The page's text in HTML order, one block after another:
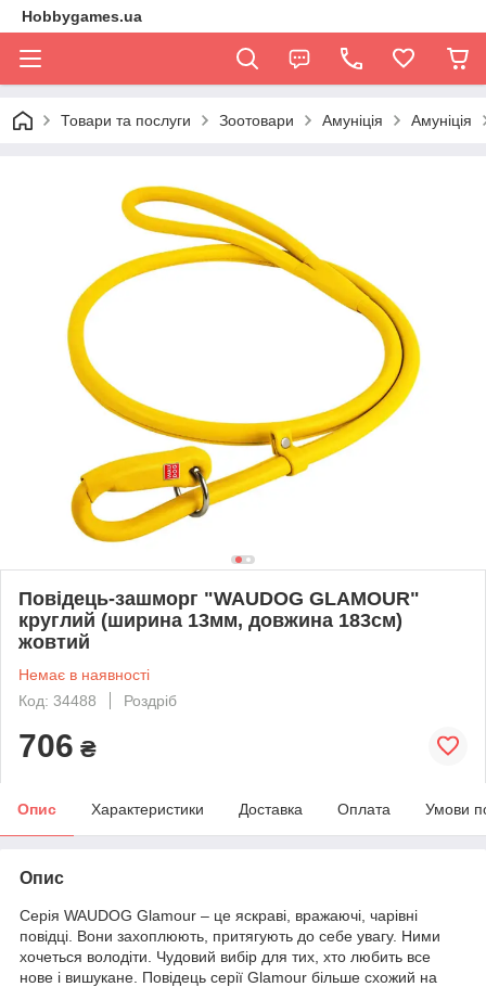
Hobbygames.ua
Товари та послуги Зоотовари Амуніція Амуніція
Повідець-зашморг "WAUDOG GLAMOUR"
круглий (ширина 13мм, довжина 183см)
жовтий
Немає в наявності
Код: 34488
Роздріб
706 ₴
Опис Характеристики Доставка Оплата Умови
Опис
Серія WAUDOG Glamour – це яскраві, вражаючі, чарівні
повідці. Вони захоплюють, притягують до себе увагу. Ними
хочеться володіти. Чудовий вибір для тих, хто любить все
нове і вишукане. Повідець серії Glamour більше схожий на